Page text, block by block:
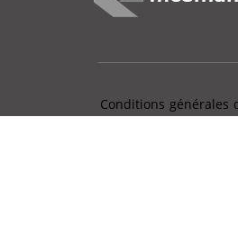
Conditions générales